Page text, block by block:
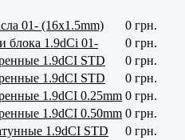
01- (16x1.5mm)
0 грн.
блока 1.9dCi 01-
0 грн.
1.9dCI STD
0 грн.
1.9dCI STD
0 грн.
1.9dCI 0.25mm 0 грн.
1.9dCI 0.50mm 0 грн.
1.9dCI STD
0 грн.